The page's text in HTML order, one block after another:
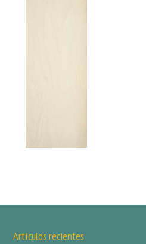
Artículos recientes